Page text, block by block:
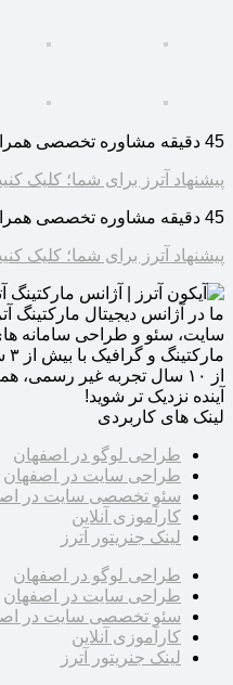
45 دقیقه مشاوره تخصصی همراه با آنالیز و تحلیل بازار
پیشنهاد آترز برای شما؛ کلیک
45 دقیقه مشاوره تخصصی همراه با آنالیز و تحلیل بازار
پیشنهاد آترز برای شما؛ کلیک
ما در آژانس دیجیتال مارکتینگ
سایت، سئو و طراحی سامانه
از ۱۰ سال تجربه غیر
آینده نزدیک تر شوید!
لینک های کاربردی
طراحی لوگو در اصفهان
طراحی سایت در اصفهان
سئو تخصصی سایت در
کارآموزی آنلاین
لینک جنریتور آترز
طراحی لوگو در اصفهان
طراحی سایت در اصفهان
سئو تخصصی سایت در
کارآموزی آنلاین
لینک جنریتور آترز